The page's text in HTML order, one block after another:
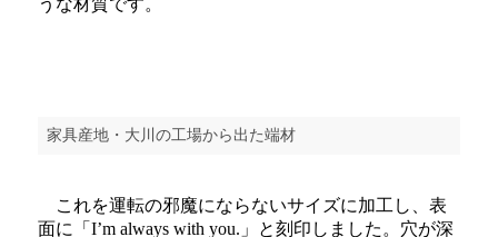
うな材質です。
家具産地・大川の工場から出た端材
これを運転の邪魔にならないサイズに加工し、表
面に「I’m always with you.」と刻印しました。穴が深